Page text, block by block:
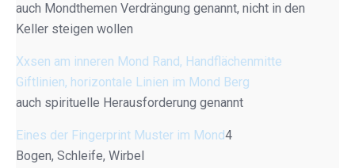
auch Mondthemen Verdrängung genannt, nicht in den
Keller steigen wollen
Xxsen am inneren Mond Rand, Handflächenmitte
Giftlinien, horizontale Linien im Mond Berg
auch spirituelle Herausforderung genannt
Eines der Fingerprint Muster im Mond4
Bogen, Schleife, Wirbel